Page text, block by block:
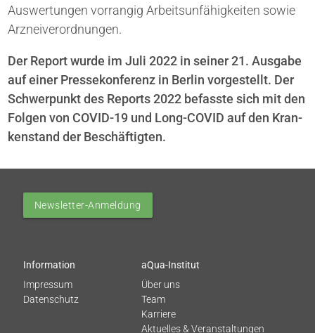
Auswertungen vorrangig Arbeitsunfähigkeiten sowie
Arzneiverordnungen.
Der Report wurde im Juli 2022 in seiner 21. Ausgabe
auf einer Pressekonferenz in Berlin vorgestellt. Der
Schwerpunkt des Reports 2022 befasste sich mit den
Folgen von COVID-19 und Long-COVID auf den Kran­
ken­stand der Beschäf­tigten.
Newsletter-Anmeldung
Information
Impressum
Datenschutz
aQua-Institut
Über uns
Team
Karriere
Aktuelles & Veranstaltungen